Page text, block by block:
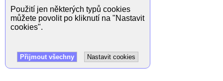
Použití jen některých typů cookies
můžete povolit po kliknutí na "Nastavit
cookies".
Přijmout všechny Nastavit cookies